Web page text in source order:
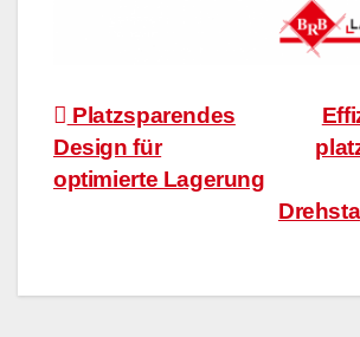
Platzsparendes
Design für
optimierte Lagerung